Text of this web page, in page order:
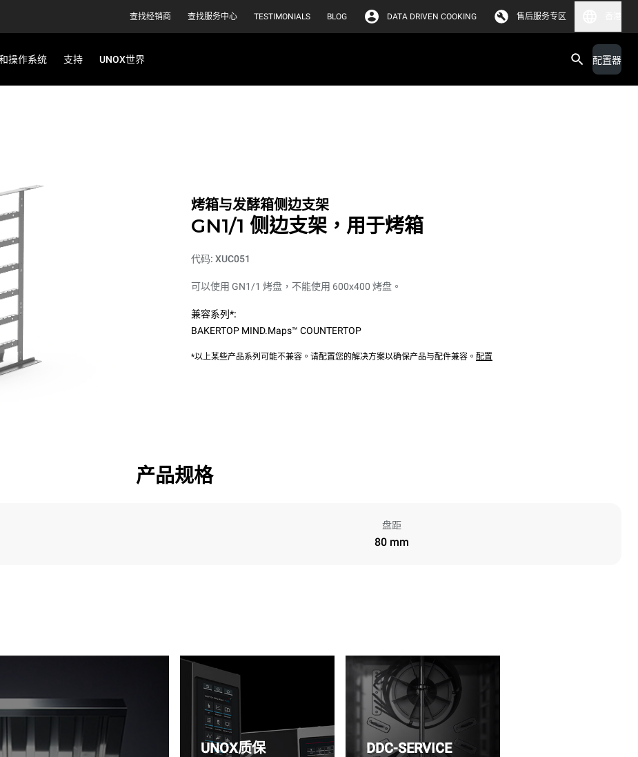
查找经销商 查找服务中心 TESTIMONIALS BLOG DATA DRIVEN COOKING 售后服务专区
操作系统 支持 UNOX世界 配置器
烤箱与发酵箱侧边支架
GN1/1 侧边支架，用于烤箱
代码: XUC051
可以使用 GN1/1 烤盘，不能使用 600x400 烤盘。
兼容系列*:
BAKERTOP MIND.Maps™ COUNTERTOP
*以上某些产品系列可能不兼容。请配置您的解决方案以确保产品与配件兼容。 配置
产品规格
盘距
80 mm
UNOX质保 DDC-SERVICE